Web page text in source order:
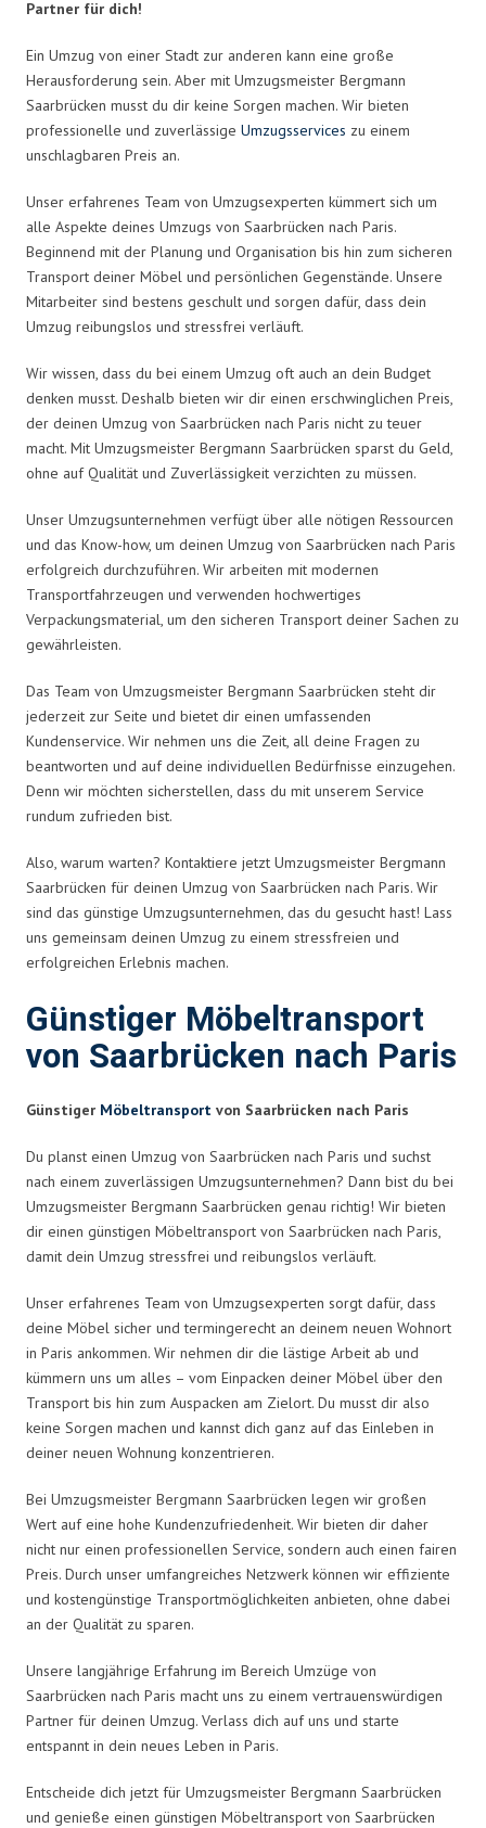
Partner für dich!
Ein Umzug von einer Stadt zur anderen kann eine große
Herausforderung sein. Aber mit Umzugsmeister Bergmann
Saarbrücken musst du dir keine Sorgen machen. Wir bieten
professionelle und zuverlässige Umzugsservices zu einem
unschlagbaren Preis an.
Unser erfahrenes Team von Umzugsexperten kümmert sich um
alle Aspekte deines Umzugs von Saarbrücken nach Paris.
Beginnend mit der Planung und Organisation bis hin zum sicheren
Transport deiner Möbel und persönlichen Gegenstände. Unsere
Mitarbeiter sind bestens geschult und sorgen dafür, dass dein
Umzug reibungslos und stressfrei verläuft.
Wir wissen, dass du bei einem Umzug oft auch an dein Budget
denken musst. Deshalb bieten wir dir einen erschwinglichen Preis,
der deinen Umzug von Saarbrücken nach Paris nicht zu teuer
macht. Mit Umzugsmeister Bergmann Saarbrücken sparst du Geld,
ohne auf Qualität und Zuverlässigkeit verzichten zu müssen.
Unser Umzugsunternehmen verfügt über alle nötigen Ressourcen
und das Know-how, um deinen Umzug von Saarbrücken nach Paris
erfolgreich durchzuführen. Wir arbeiten mit modernen
Transportfahrzeugen und verwenden hochwertiges
Verpackungsmaterial, um den sicheren Transport deiner Sachen zu
gewährleisten.
Das Team von Umzugsmeister Bergmann Saarbrücken steht dir
jederzeit zur Seite und bietet dir einen umfassenden
Kundenservice. Wir nehmen uns die Zeit, all deine Fragen zu
beantworten und auf deine individuellen Bedürfnisse einzugehen.
Denn wir möchten sicherstellen, dass du mit unserem Service
rundum zufrieden bist.
Also, warum warten? Kontaktiere jetzt Umzugsmeister Bergmann
Saarbrücken für deinen Umzug von Saarbrücken nach Paris. Wir
sind das günstige Umzugsunternehmen, das du gesucht hast! Lass
uns gemeinsam deinen Umzug zu einem stressfreien und
erfolgreichen Erlebnis machen.
Günstiger Möbeltransport
von Saarbrücken nach Paris
Günstiger Möbeltransport von Saarbrücken nach Paris
Du planst einen Umzug von Saarbrücken nach Paris und suchst
nach einem zuverlässigen Umzugsunternehmen? Dann bist du bei
Umzugsmeister Bergmann Saarbrücken genau richtig! Wir bieten
dir einen günstigen Möbeltransport von Saarbrücken nach Paris,
damit dein Umzug stressfrei und reibungslos verläuft.
Unser erfahrenes Team von Umzugsexperten sorgt dafür, dass
deine Möbel sicher und termingerecht an deinem neuen Wohnort
in Paris ankommen. Wir nehmen dir die lästige Arbeit ab und
kümmern uns um alles – vom Einpacken deiner Möbel über den
Transport bis hin zum Auspacken am Zielort. Du musst dir also
keine Sorgen machen und kannst dich ganz auf das Einleben in
deiner neuen Wohnung konzentrieren.
Bei Umzugsmeister Bergmann Saarbrücken legen wir großen
Wert auf eine hohe Kundenzufriedenheit. Wir bieten dir daher
nicht nur einen professionellen Service, sondern auch einen fairen
Preis. Durch unser umfangreiches Netzwerk können wir effiziente
und kostengünstige Transportmöglichkeiten anbieten, ohne dabei
an der Qualität zu sparen.
Unsere langjährige Erfahrung im Bereich Umzüge von
Saarbrücken nach Paris macht uns zu einem vertrauenswürdigen
Partner für deinen Umzug. Verlass dich auf uns und starte
entspannt in dein neues Leben in Paris.
Entscheide dich jetzt für Umzugsmeister Bergmann Saarbrücken
und genieße einen günstigen Möbeltransport von Saarbrücken